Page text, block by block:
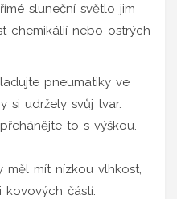
sluneční světlo jim
chemikálií nebo ostrých
pneumatiky ve
si udržely svůj tvar.
to s výškou.
měl mít nízkou vlhkost,
částí.